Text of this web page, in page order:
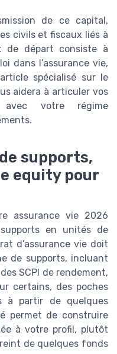
de ce capital,
civils et fiscaux liés à
de départ consiste à
dans l’assurance vie,
spécialisé sur le
aidera à articuler vos
avec votre régime
supports,
equity pour
assurance vie 2026
en unités de
d’assurance vie doit
de supports, incluant
SCPI de rendement,
certains, des poches
à partir de quelques
permet de construire
à votre profil, plutôt
de quelques fonds